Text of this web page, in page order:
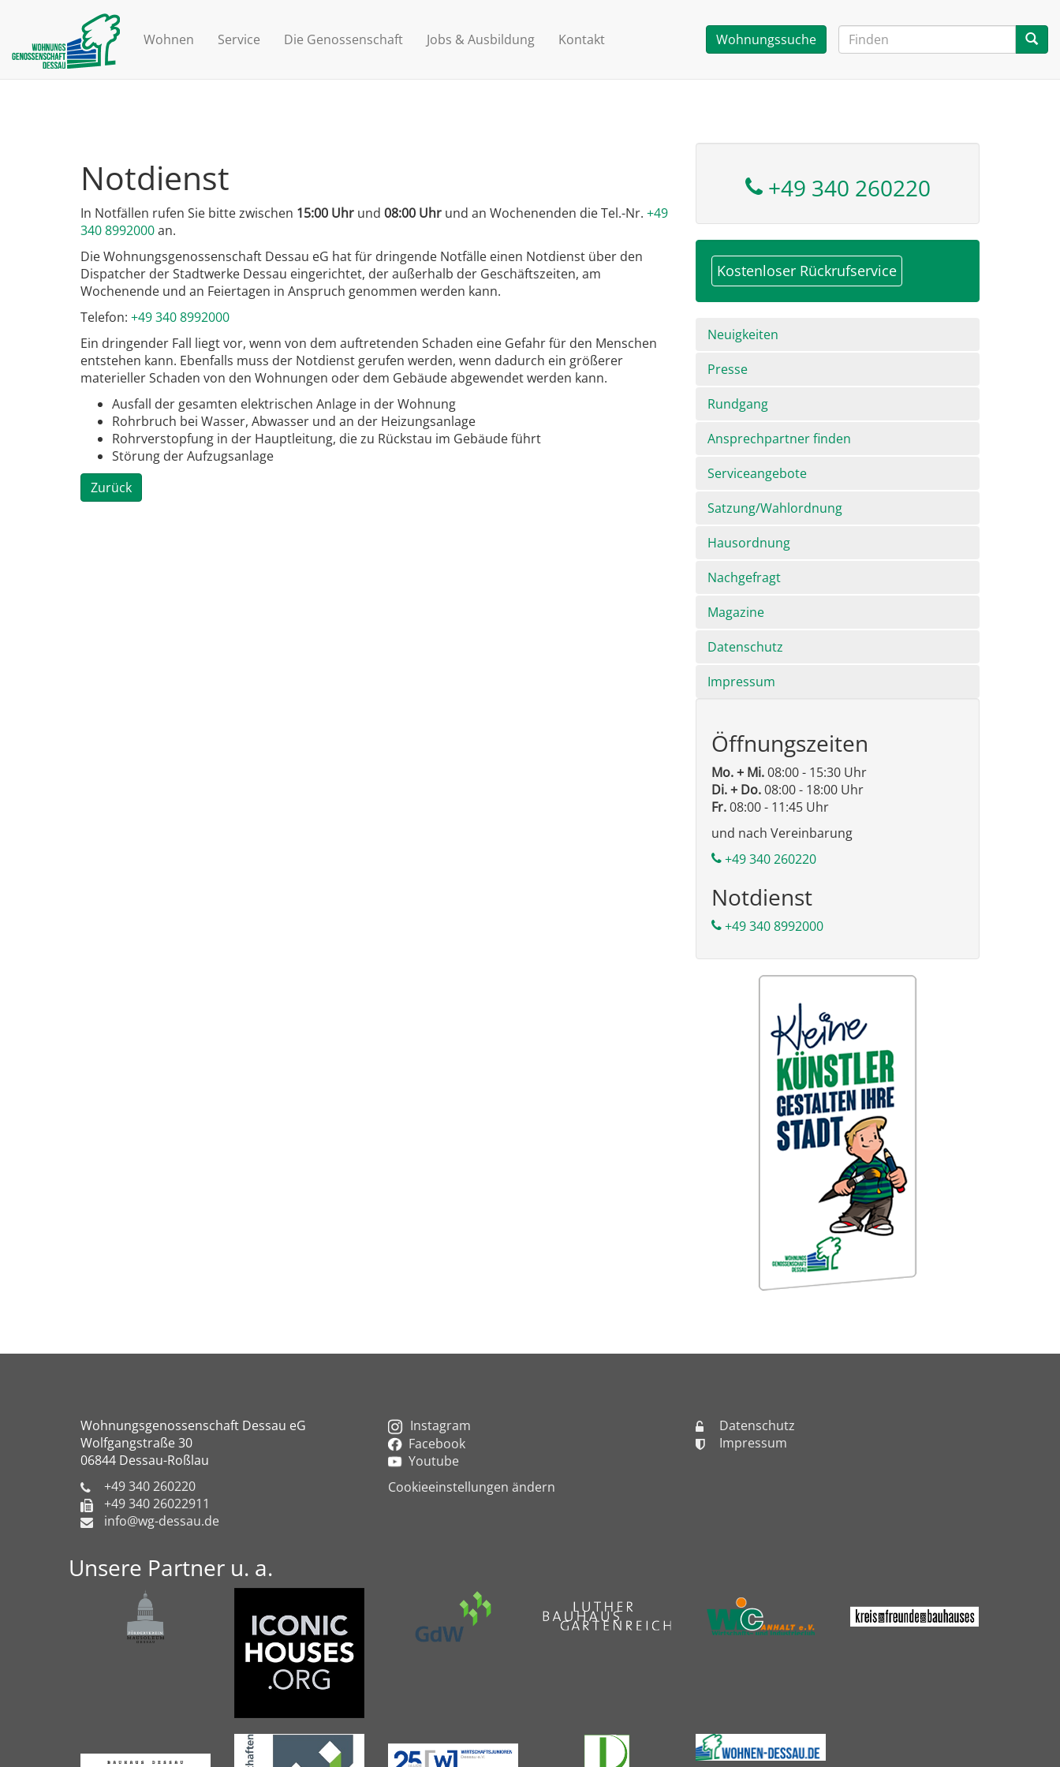
Wohnen Service Die Genossenschaft Jobs & Ausbildung Kontakt Wohnungssuche
Notdienst
In Notfällen rufen Sie bitte zwischen 15:00 Uhr und 08:00 Uhr und an Wochenenden die Tel.-Nr. +49
340 8992000an.
Die Wohnungsgenossenschaft Dessau eG hat für dringende Notfälle einen Notdienst über den
Dispatcher der Stadtwerke Dessau eingerichtet, der außerhalb der Geschäftszeiten, am
Wochenende und an Feiertagen in Anspruch genommen werden kann.
Telefon: +49 340 8992000
Ein dringender Fall liegt vor, wenn von dem auftretenden Schaden eine Gefahr für den Menschen
entstehen kann. Ebenfalls muss der Notdienst gerufen werden, wenn dadurch ein größerer
materieller Schaden von den Wohnungen oder dem Gebäude abgewendet werden kann.
Ausfall der gesamten elektrischen Anlage in der Wohnung
Rohrbruch bei Wasser, Abwasser und an der Heizungsanlage
Rohrverstopfung in der Hauptleitung, die zu Rückstau im Gebäude führt
Störung der Aufzugsanlage
Zurück
+49 340 260220
Kostenloser Rückrufservice
Navigation
überspringen
Neuigkeiten
Presse
Rundgang
Ansprechpartner finden
Serviceangebote
Satzung/Wahlordnung
Hausordnung
Nachgefragt
Magazine
Datenschutz
Impressum
Öffnungszeiten
Mo. + Mi.08:00 - 15:30 Uhr
Di. + Do.08:00 - 18:00 Uhr
Fr.08:00 - 11:45 Uhr
und nach Vereinbarung
+49 340 260220
Notdienst
+49 340 8992000
Wohnungsgenossenschaft Dessau eG
Wolfgangstraße 30
06844 Dessau-Roßlau
+49 340 260220
+49 340 26022911
info@wg-dessau.de
Instagram
Facebook
Youtube
Cookieeinstellungen ändern
Datenschutz
Impressum
Unsere Partner u. a.